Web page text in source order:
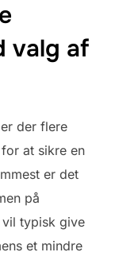
valg af
der flere
at sikre en
er det
på
vil typisk give
et mindre